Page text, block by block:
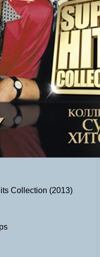
Collection (2013)